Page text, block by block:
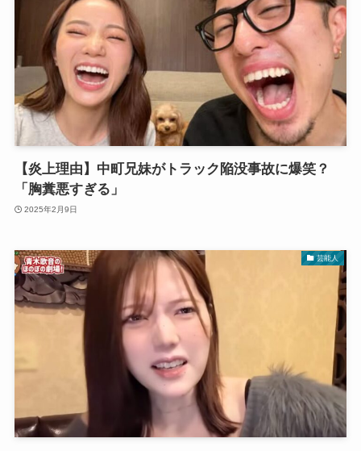
【炎上理由】中町兄妹がトラック陥没事故に爆笑？
「胸糞悪すぎる」
2025年2月9日
芸能人